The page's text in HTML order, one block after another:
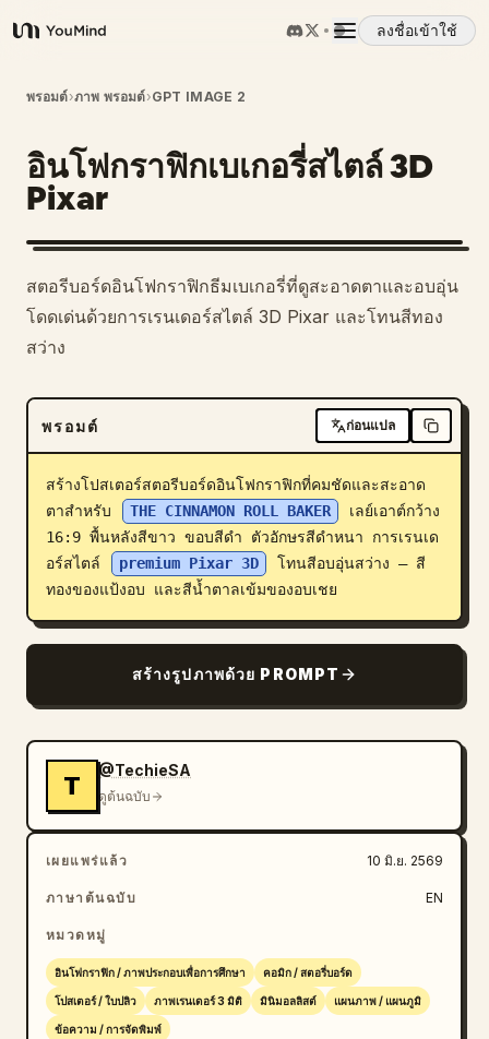
YouMind
ลงชื่อเข้าใช้
ภาพรวม
กรณีการใช้งาน
ทักษะ
พรอมต์
ดาวน์โหลด
บล็อก
อัปเดต
พรอมต์›ภาพ พรอมต์›GPT IMAGE 2
อินโฟกราฟิกเบเกอรี่สไตล์ 3D
Pixar
สตอรีบอร์ดอินโฟกราฟิกธีมเบเกอรี่ที่ดูสะอาดตาและอบอุ่น
โดดเด่นด้วยการเรนเดอร์สไตล์ 3D Pixar และโทนสีทอง
สว่าง
พรอมต์ ก่อนแปล
สร้างโปสเตอร์สตอรีบอร์ดอินโฟกราฟิกที่คมชัดและสะอาด
ตาสำหรับ
THE CINNAMON ROLL BAKER
เลย์เอาต์กว้าง
16:9 พื้นหลังสีขาว ขอบสีดำ ตัวอักษรสีดำหนา การเรนเด
อร์สไตล์
premium Pixar 3D
โทนสีอบอุ่นสว่าง — สี
ทองของแป้งอบ และสีน้ำตาลเข้มของอบเชย
สร้างรูปภาพด้วย PROMPT
T
@TechieSA
ดูต้นฉบับ
เผยแพร่แล้ว 10 มิ.ย. 2569
ภาษาต้นฉบับ EN
หมวดหมู่
อินโฟกราฟิก / ภาพประกอบเพื่อการศึกษา คอมิก / สตอรี่บอร์ด
โปสเตอร์ / ใบปลิว ภาพเรนเดอร์ 3 มิติ มินิมอลลิสต์ แผนภาพ / แผนภูมิ
ข้อความ / การจัดพิมพ์